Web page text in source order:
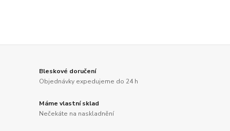
Bleskové doručení
Objednávky expedujeme do 24 h
Máme vlastní sklad
Nečekáte na naskladnění